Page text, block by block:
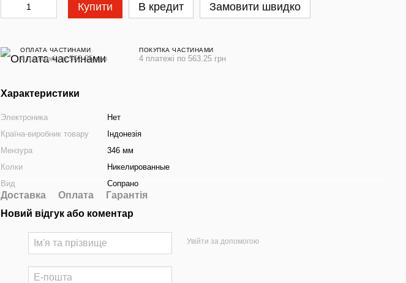
Купити В кредит Замовити швидко
ОПЛАТА ЧАСТИНАМИ
4 платежі по 563.25 грн
ПОКУПКА ЧАСТИНАМИ
4 платежі по 563.25 грн
Характеристики
Электроника
Нет
Країна-виробник товару
Індонезія
Мензура
346 мм
Колки
Никелированные
Вид
Сопрано
Доставка Оплата
Гарантія
Новий відгук або коментар
Увійти за допомогою